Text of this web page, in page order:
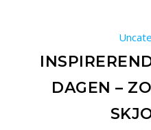
DAGEN –